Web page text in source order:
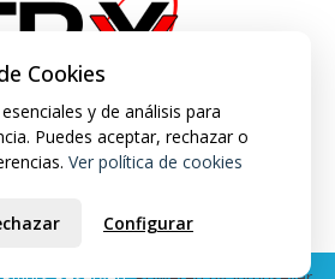
Cookies
y de análisis para
Puedes aceptar, rechazar o
Ver política de cookies
Configurar